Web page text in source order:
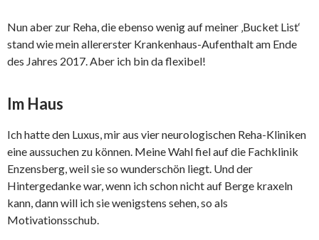
Nun aber zur Reha, die ebenso wenig auf meiner ‚Bucket List‘
stand wie mein allererster Krankenhaus-Aufenthalt am Ende
des Jahres 2017. Aber ich bin da flexibel!
Im Haus
Ich hatte den Luxus, mir aus vier neurologischen Reha-Kliniken
eine aussuchen zu können. Meine Wahl fiel auf die Fachklinik
Enzensberg, weil sie so wunderschön liegt. Und der
Hintergedanke war, wenn ich schon nicht auf Berge kraxeln
kann, dann will ich sie wenigstens sehen, so als
Motivationsschub.